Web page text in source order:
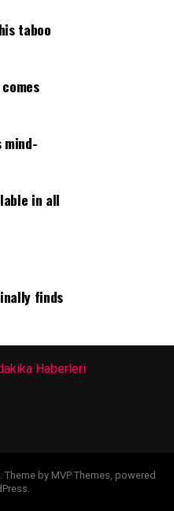
taboo
mind-
in all
finds
by MVP Themes, powered